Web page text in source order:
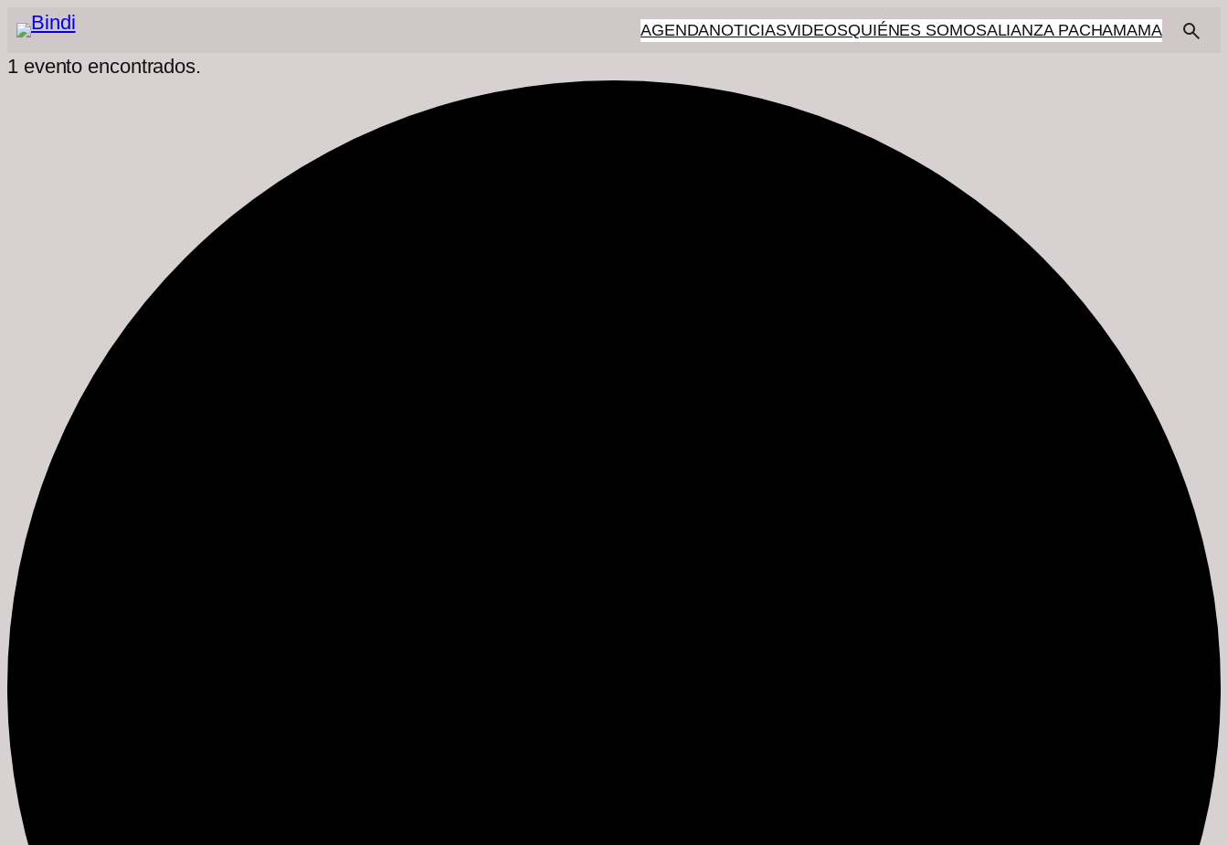
AGENDANOTICIASVIDEOSQUIÉNES SOMOSALIANZA PACHAMAMA
1 evento encontrados.